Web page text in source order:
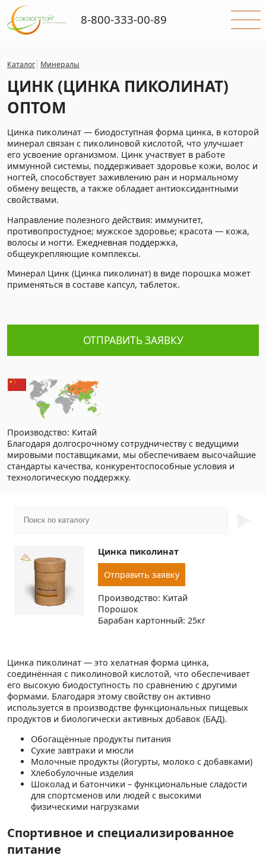
Каталог Минералы
ЦИНК (ЦИНКА ПИКОЛИНАТ)
ОПТОМ
Цинка пиколинат — биодоступная форма цинка, в которой
минерал связан с пиколиновой кислотой, что улучшает
его усвоение организмом. Цинк участвует в работе
иммунной системы, поддерживает здоровье кожи, волос и
ногтей, способствует заживлению ран и нормальному
обмену веществ, а также обладает антиоксидантными
свойствами.
Направление полезного действия: иммунитет,
противопростудное; мужское здоровье; красота — кожа,
волосы и ногти. Ежедневная поддержка,
общеукрепляющие комплексы.
Минерал Цинк (Цинка пиколинат) в виде порошка может
применяться в составе капсул, таблеток.
ОТПРАВИТЬ ЗАЯВКУ
Производство: Китай
Благодаря долгосрочному сотрудничеству с ведущими
мировыми поставщиками, мы обеспечиваем высочайшие
стандарты качества, конкурентоспособные условия и
технологическую поддержку.
Цинка пиколинат
Отправить заявку
Производство: Китай
Порошок
Барабан картонный: 25кг
Цинка пиколинат — это хелатная форма цинка,
соединённая с пиколиновой кислотой, что обеспечивает
его высокую биодоступность по сравнению с другими
формами. Благодаря этому свойству он активно
используется в производстве функциональных пищевых
продуктов и биологически активных добавок (БАД).
Обогащённые продукты питания
Сухие завтраки и мюсли
Молочные продукты (йогурты, молоко с добавками)
Хлебобулочные изделия
Шоколад и батончики – функциональные сладости
для спортсменов или людей с высокими
физическими нагрузками
Спортивное и специализированное
питание
8-800-333-00-89